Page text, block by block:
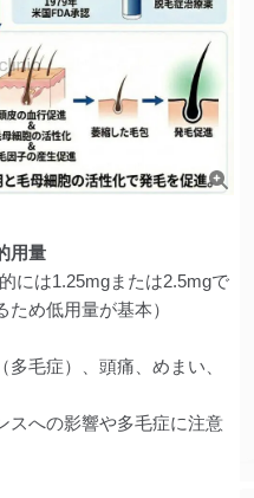
用量
には1.25mgまたは2.5mgで
め低用量が基本）
毛症）、頭痛、めまい、
への影響や多毛症に注意